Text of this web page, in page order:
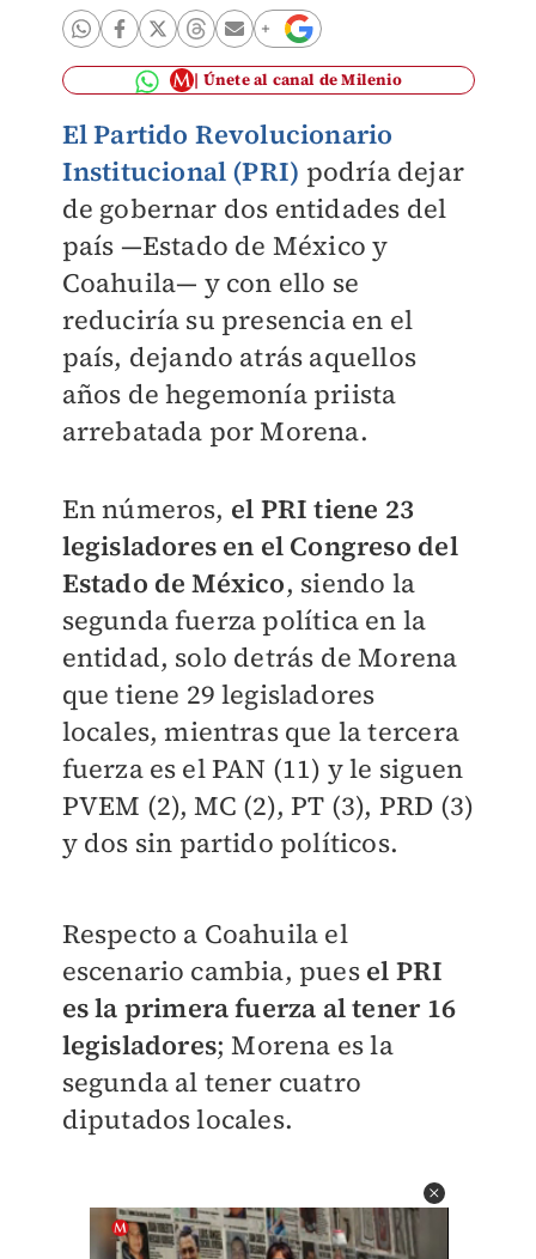
Únete al canal de Milenio
El Partido Revolucionario
Institucional (PRI) podría dejar
de gobernar dos entidades del
país —Estado de México y
Coahuila— y con ello se
reduciría su presencia en el
país, dejando atrás aquellos
años de hegemonía priista
arrebatada por Morena.
En números, el PRI tiene 23
legisladores en el Congreso del
Estado de México, siendo la
segunda fuerza política en la
entidad, solo detrás de Morena
que tiene 29 legisladores
locales, mientras que la tercera
fuerza es el PAN (11) y le siguen
PVEM (2), MC (2), PT (3), PRD (3)
y dos sin partido políticos.
Respecto a Coahuila el
escenario cambia, puesel PRI
es la primera fuerza al tener 16
legisladores; Morena es la
segunda al tener cuatro
diputados locales.